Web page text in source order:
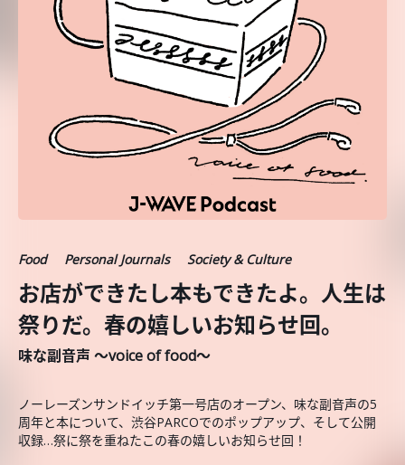
Food Personal Journals Society & Culture
お店ができたし本もできたよ。人生は
祭りだ。春の嬉しいお知らせ回。
味な副音声 ～voice of food～
ノーレーズンサンドイッチ第一号店のオープン、味な副音声の5
周年と本について、渋谷PARCOでのポップアップ、そして公開
収録…祭に祭を重ねたこの春の嬉しいお知らせ回！